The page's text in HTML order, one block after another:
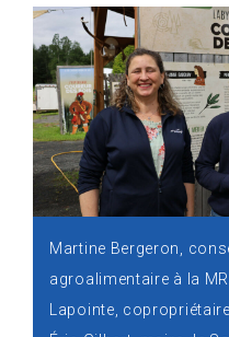
Martine Bergeron,
agroalimentaire à la
Lapointe,